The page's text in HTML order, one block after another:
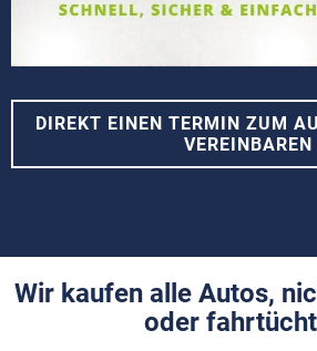
DIREKT EINEN TERMIN ZUM
VEREINBAREN
Wir kaufen alle Autos,
oder